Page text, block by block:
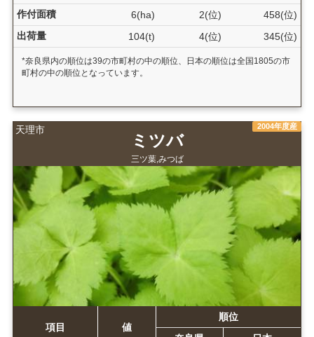
作付面積
6(ha) 2(位)
458(位)
出荷量
104(t) 4(位) 345(位)
*奈良県内の順位は39の市町村の中の順位、日本の順位は全国1805の市
町村の中の順位となっています。
天理市 2004年度産
ミツバ
三ツ葉,みつば
項目 値
順位